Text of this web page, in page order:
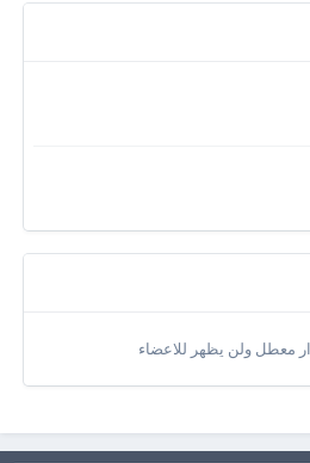
معطل ولن يظهر للاعضاء